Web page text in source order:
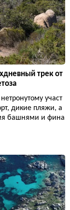
трек от
участ
дикие пляжи, а
башнями и фина